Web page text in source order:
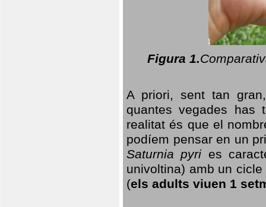
Figura 1.
A priori, sent tan
quantes vegades has
realitat és que el
podíem pensar en un
Saturnia pyri es
univoltina) amb un
(els adults viuen 1